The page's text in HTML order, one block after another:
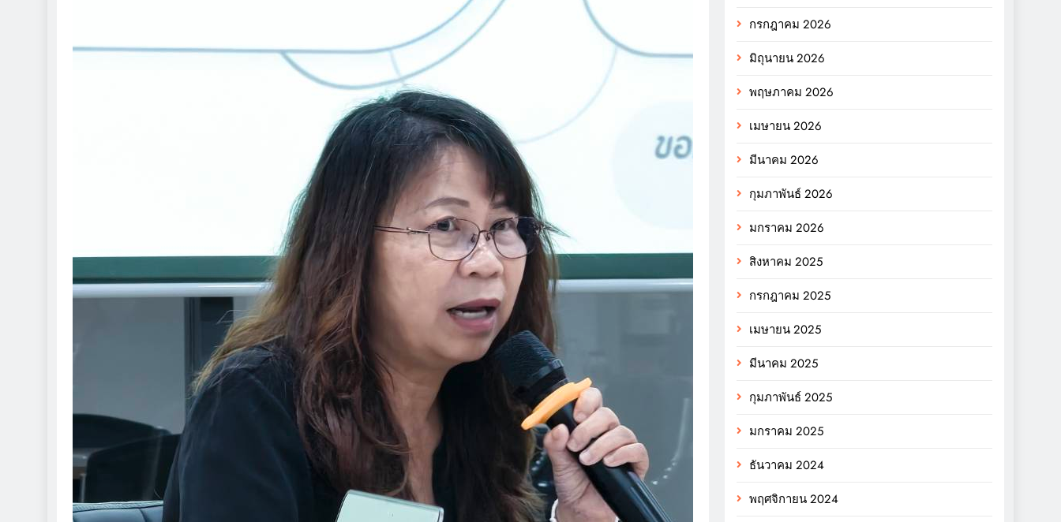
กรกฎาคม 2026
มิถุนายน 2026
พฤษภาคม 2026
เมษายน 2026
มีนาคม 2026
กุมภาพันธ์ 2026
มกราคม 2026
สิงหาคม 2025
กรกฎาคม 2025
เมษายน 2025
มีนาคม 2025
กุมภาพันธ์ 2025
มกราคม 2025
ธันวาคม 2024
พฤศจิกายน 2024